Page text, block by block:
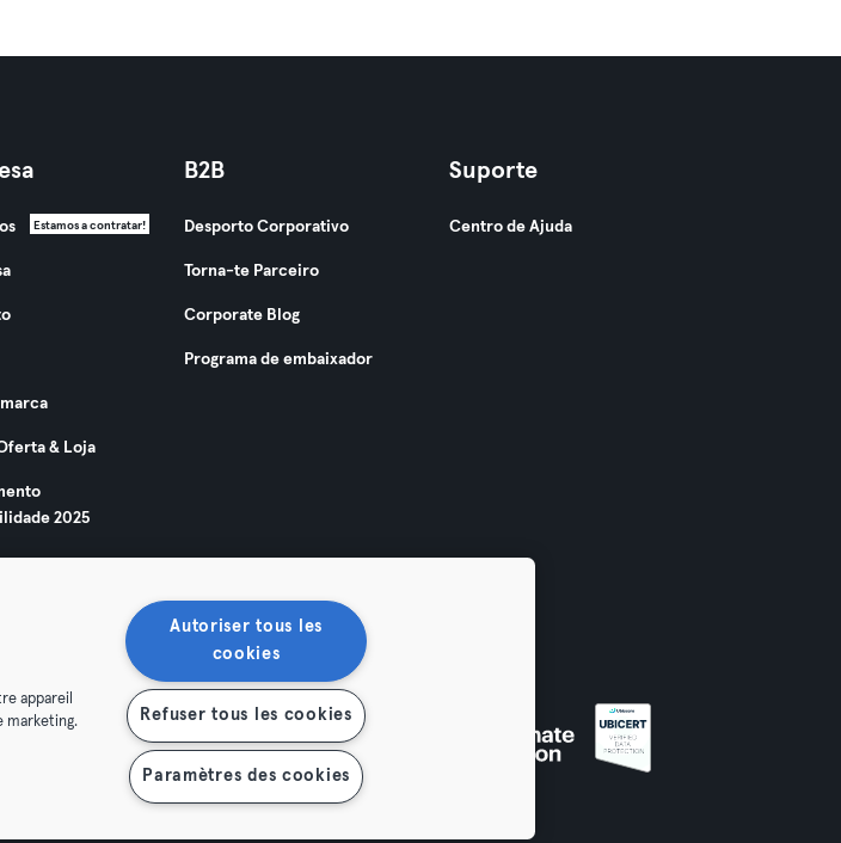
Estamos a contratar!
& Loja
2025
B2B
Desporto Corporativo
Torna-te Parceiro
Corporate Blog
Programa de embaixador
Suporte
Centro de Ajuda
Rescindir contratos aqui
appareil
marketing.
Autoriser tous les
cookies
Refuser tous les cookies
Paramètres des cookies